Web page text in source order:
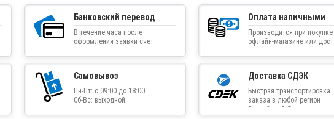
Банковский перевод
В течение часа после
оформления заявки счет
электронную почту
Оплата наличными
Производится при покупке
офлайн-магазине или
Самовывоз
Пн-Пт: с 09:00 до 18:00
Сб-Вс: выходной
Доставка СДЭК
Быстрая транспортировка
заказа в любой регион
Российской Федерации